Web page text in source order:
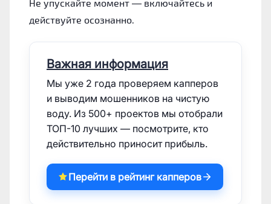
Не упускайте момент — включайтесь и
действуйте осознанно.
Важная информация
Мы уже 2 года проверяем капперов
и выводим мошенников на чистую
воду. Из 500+ проектов мы отобрали
ТОП-10 лучших — посмотрите, кто
действительно приносит прибыль.
Перейти в рейтинг капперов